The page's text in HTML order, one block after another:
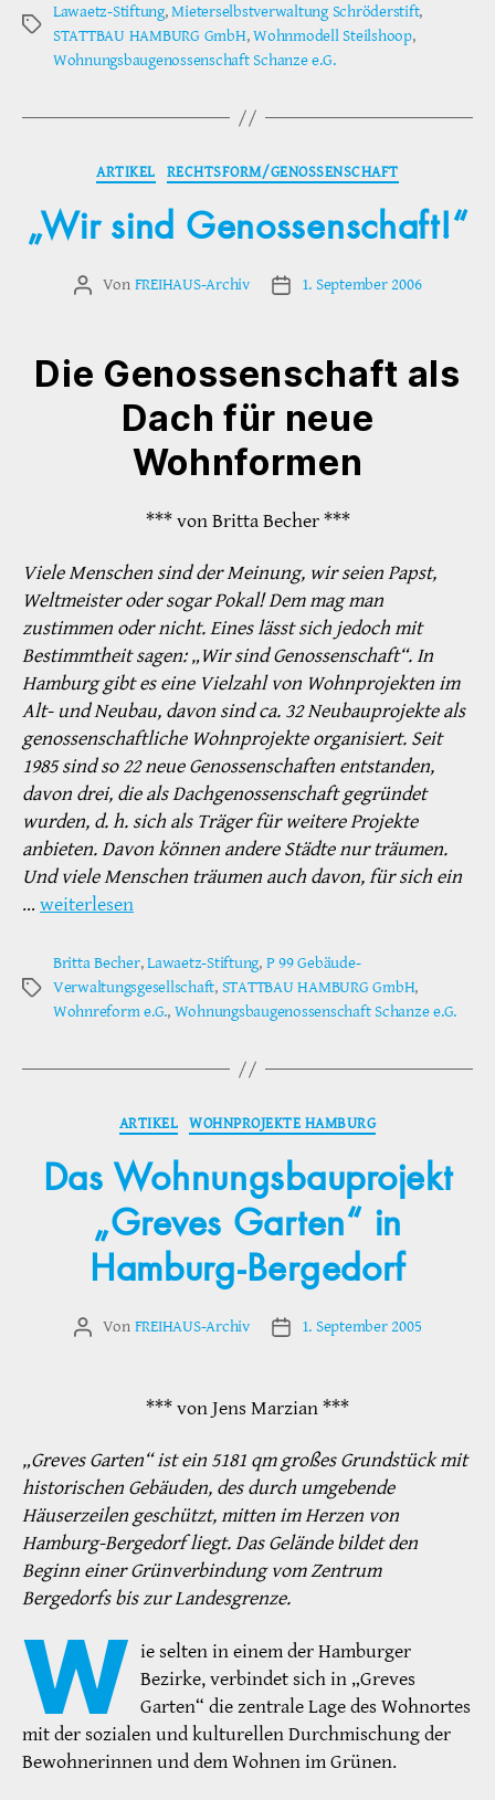
Schlagwörter
Lawaetz-Stiftung,Mieterselbstverwaltung Schröderstift,
STATTBAU HAMBURG GmbH,Wohnmodell Steilshoop,
Wohnungsbaugenossenschaft Schanze e.G.
Kategorien
ARTIKEL RECHTSFORM/GENOSSENSCHAFT
„Wir sind Genossenschaft!“
Beitragsautor
Von FREIHAUS-Archiv Veröffentlichungsdatum
1. September 2006
Die Genossenschaft als
Dach für neue
Wohnformen
*** von Britta Becher ***
Viele Menschen sind der Meinung, wir seien Papst,
Weltmeister oder sogar Pokal! Dem mag man
zustimmen oder nicht. Eines lässt sich jedoch mit
Bestimmtheit sagen: „Wir sind Genossenschaft“. In
Hamburg gibt es eine Vielzahl von Wohnprojekten im
Alt- und Neubau, davon sind ca. 32 Neubauprojekte als
genossenschaftliche Wohnprojekte organisiert. Seit
1985 sind so 22 neue Genossenschaften entstanden,
davon drei, die als Dachgenossenschaft gegründet
wurden, d. h. sich als Träger für weitere Projekte
anbieten. Davon können andere Städte nur träumen.
Und viele Menschen träumen auch davon, für sich ein
… weiterlesen
Schlagwörter
Britta Becher,Lawaetz-Stiftung, P 99 Gebäude-
Verwaltungsgesellschaft, STATTBAU HAMBURG GmbH,
Wohnreform e.G., Wohnungsbaugenossenschaft Schanze e.G.
Kategorien
ARTIKEL WOHNPROJEKTE HAMBURG
Das Wohnungsbauprojekt
„Greves Garten“ in
Hamburg-Bergedorf
Beitragsautor
Von FREIHAUS-Archiv Veröffentlichungsdatum
1. September 2005
*** von Jens Marzian ***
„Greves Garten“ ist ein 5181 qm großes Grundstück mit
historischen Gebäuden, des durch umgebende
Häuserzeilen geschützt, mitten im Herzen von
Hamburg-Bergedorf liegt. Das Gelände bildet den
Beginn einer Grünverbindung vom Zentrum
Bergedorfs bis zur Landesgrenze.
W ie selten in einem der Hamburger
Bezirke, verbindet sich in „Greves
Garten“ die zentrale Lage des Wohnortes
mit der sozialen und kulturellen Durchmischung der
Bewohnerinnen und dem Wohnen im Grünen.